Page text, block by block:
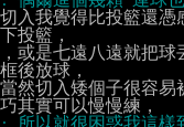
切入我覺得比投籃還憑
下投籃，
，或是七遠八遠就把
框後放球，
當然切入矮個子很容易